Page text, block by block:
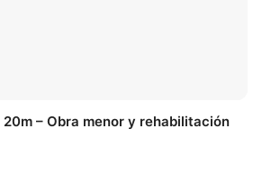
20m – Obra menor y rehabilitación